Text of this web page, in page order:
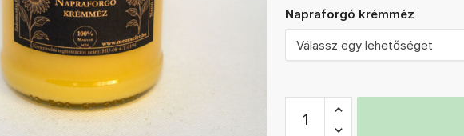
Napraforgó krémméz
Napraforgó
krémméz